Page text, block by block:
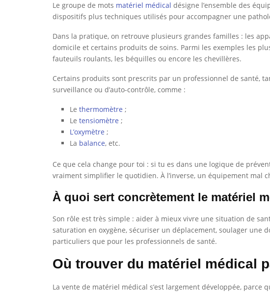
Le groupe de mots matériel médical désigne l’ensemble des
dispositifs plus techniques utilisés pour accompagner une
Dans la pratique, on retrouve plusieurs grandes familles : les
domicile et certains produits de soins. Parmi les exemples les
fauteuils roulants, les béquilles ou encore les chevillères.
Certains produits sont prescrits par un professionnel de santé,
surveillance ou d’auto-contrôle, comme :
Le thermomètre ;
Le tensiomètre ;
L’oxymètre ;
La balance, etc.
Ce que cela change pour toi : si tu es dans une logique de
vraiment simplifier le quotidien. À l’inverse, un équipement mal
À quoi sert concrètement le matériel
Son rôle est très simple : aider à mieux vivre une situation de
saturation en oxygène, sécuriser un déplacement, soulager une
particuliers que pour les professionnels de santé.
Où trouver du matériel médical
La vente de matériel médical s’est largement développée,